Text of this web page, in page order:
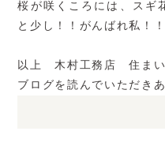
桜が咲くころには、スギ
と少し！！がんばれ私！！
以上 木村工務店 住まい
ブログを読んでいただき